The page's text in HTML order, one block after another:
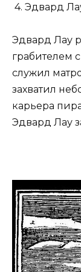
4. Эдвард
Эдвард Лау
грабителем
служил
захватил
карьера
Эдвард Лау